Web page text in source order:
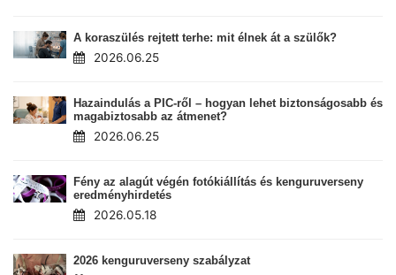
A koraszülés rejtett terhe: mit élnek át a szülők?
2026.06.25
Hazaindulás a PIC-ről – hogyan lehet biztonságosabb és
magabiztosabb az átmenet?
2026.06.25
Fény az alagút végén fotókiállítás és kenguruverseny
eredményhirdetés
2026.05.18
2026 kenguruverseny szabályzat